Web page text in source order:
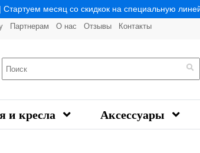
| Стартуем месяц со скидкок на специальную
Партнерам О нас Отзывы Контакты
и кресла Аксессуары